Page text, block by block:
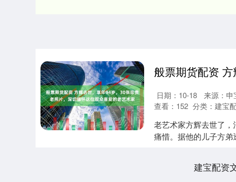
日期：10-18
来源：申
查看： 152 分类： 建宝
老艺术家方辉去世了
痛惜。据他的儿子方
建宝配资